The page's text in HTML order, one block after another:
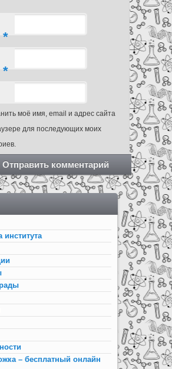
*
*
моё имя, email и адрес сайта
для последующих моих
института
– бесплатный онлайн